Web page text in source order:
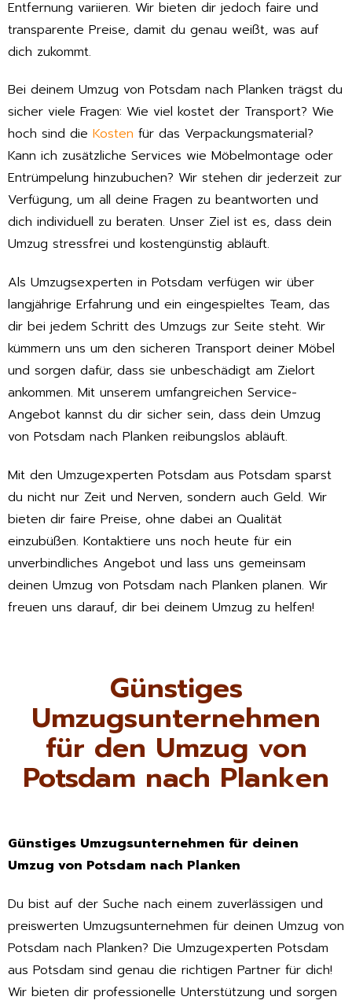
Entfernung variieren. Wir bieten dir jedoch faire und
transparente Preise, damit du genau weißt, was auf
dich zukommt.
Bei deinem Umzug von Potsdam nach Planken trägst du
sicher viele Fragen: Wie viel kostet der Transport? Wie
hoch sind die Kosten für das Verpackungsmaterial?
Kann ich zusätzliche Services wie Möbelmontage oder
Entrümpelung hinzubuchen? Wir stehen dir jederzeit zur
Verfügung, um all deine Fragen zu beantworten und
dich individuell zu beraten. Unser Ziel ist es, dass dein
Umzug stressfrei und kostengünstig abläuft.
Als Umzugsexperten in Potsdam verfügen wir über
langjährige Erfahrung und ein eingespieltes Team, das
dir bei jedem Schritt des Umzugs zur Seite steht. Wir
kümmern uns um den sicheren Transport deiner Möbel
und sorgen dafür, dass sie unbeschädigt am Zielort
ankommen. Mit unserem umfangreichen Service-
Angebot kannst du dir sicher sein, dass dein Umzug
von Potsdam nach Planken reibungslos abläuft.
Mit den Umzugexperten Potsdam aus Potsdam sparst
du nicht nur Zeit und Nerven, sondern auch Geld. Wir
bieten dir faire Preise, ohne dabei an Qualität
einzubüßen. Kontaktiere uns noch heute für ein
unverbindliches Angebot und lass uns gemeinsam
deinen Umzug von Potsdam nach Planken planen. Wir
freuen uns darauf, dir bei deinem Umzug zu helfen!
Günstiges
Umzugsunternehmen
für den Umzug von
Potsdam nach Planken
Günstiges Umzugsunternehmen für deinen
Umzug von Potsdam nach Planken
Du bist auf der Suche nach einem zuverlässigen und
preiswerten Umzugsunternehmen für deinen Umzug von
Potsdam nach Planken? Die Umzugexperten Potsdam
aus Potsdam sind genau die richtigen Partner für dich!
Wir bieten dir professionelle Unterstützung und sorgen